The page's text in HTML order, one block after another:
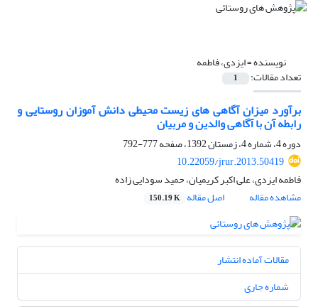
نویسنده =ایزدی، فاطمه
تعداد مقالات: 1
برآورد میزان آگاهی های زیست محیطی دانش آموزان روستایی و
رابطه آن با آگاهی والدین و مربیان
دوره 4، شماره 4، زمستان 1392، صفحه
777-792
10.22059/jrur.2013.50419
فاطمه ایزدی، علی اکبر کریمیان، حمید سودایی زاده
مشاهده مقاله
اصل مقاله 150.19 K
مقالات آماده انتشار
شماره جاری